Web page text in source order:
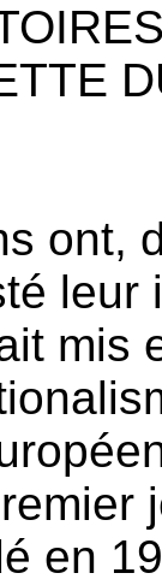
ont,
leur
mis
en